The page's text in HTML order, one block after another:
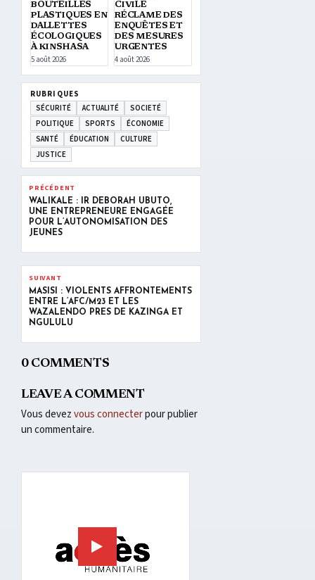
BOUTEILLES
PLASTIQUES EN
DALLETTES
ÉCOLOGIQUES
À KINSHASA
5 août 2026
CIVILE
RÉCLAME DES
ENQUÊTES ET
DES MESURES
URGENTES
4 août 2026
RUBRIQUES
SÉCURITÉ
ACTUALITÉ
SOCIETÉ
POLITIQUE
SPORTS
ÉCONOMIE
SANTÉ
ÉDUCATION
CULTURE
JUSTICE
PRÉCÉDENT
WALIKALE : IR DÉBORAH UBUTO,
UNE ENTREPRENEURE ENGAGÉE
POUR L’AUTONOMISATION DES
JEUNES
SUIVANT
MASISI : VIOLENTS AFFRONTEMENTS
ENTRE L’AFC/M23 ET LES
WAZALENDO PRES DE KAZINGA ET
NGULULU
0 COMMENTS
LEAVE A COMMENT
Vous devezvous connecterpour publier
un commentaire.